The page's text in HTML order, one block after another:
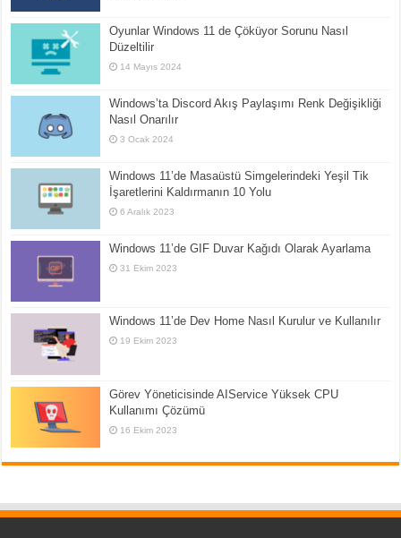
Oyunlar Windows 11 de Çöküyor Sorunu Nasıl
Düzeltilir
14 Mayıs 2024
Windows’ta Discord Akış Paylaşımı Renk Değişikliği
Nasıl Onarılır
3 Ocak 2024
Windows 11’de Masaüstü Simgelerindeki Yeşil Tik
İşaretlerini Kaldırmanın 10 Yolu
6 Aralık 2023
Windows 11’de GIF Duvar Kağıdı Olarak Ayarlama
31 Ekim 2023
Windows 11’de Dev Home Nasıl Kurulur ve Kullanılır
19 Ekim 2023
Görev Yöneticisinde AIService Yüksek CPU
Kullanımı Çözümü
16 Ekim 2023